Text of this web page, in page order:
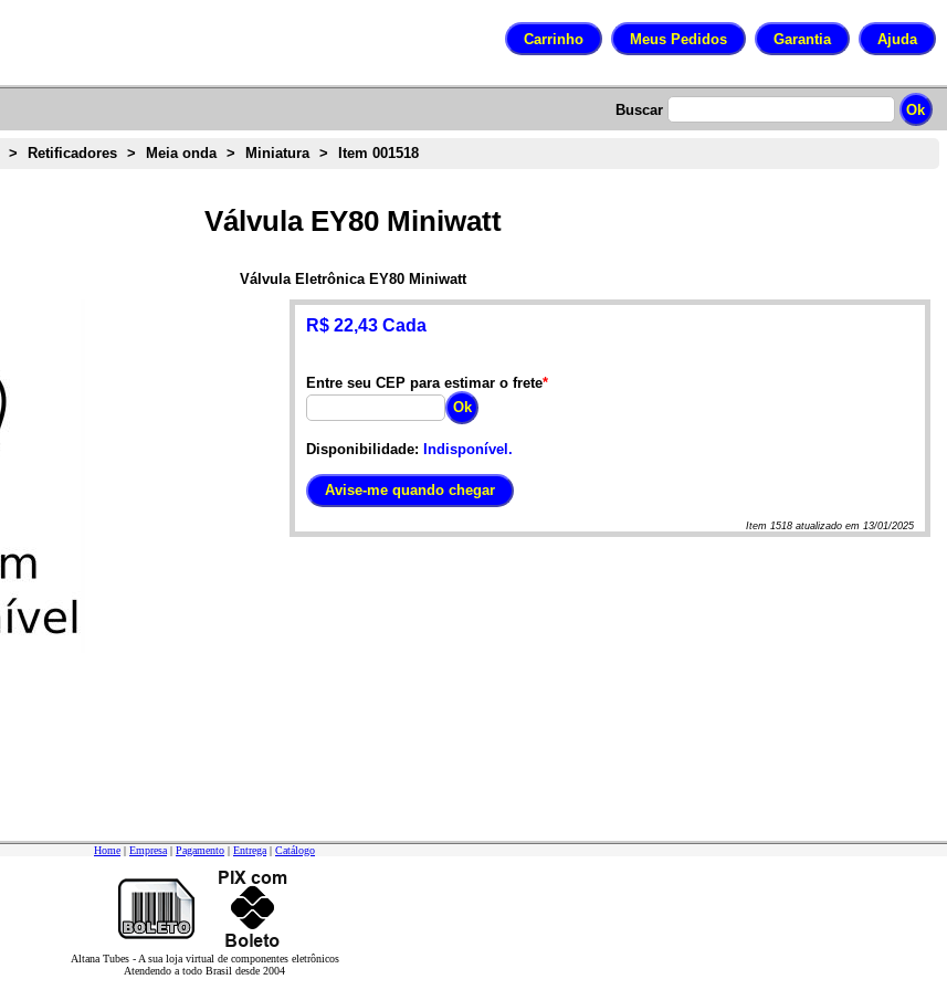
Buscar
> Retificadores > Meia onda > Miniatura > Item 001518
Válvula EY80 Miniwatt
Válvula Eletrônica EY80 Miniwatt
R$ 22,43 Cada
Entre seu CEP para estimar o frete*
Disponibilidade: Indisponível.
Item 1518 atualizado em 13/01/2025
Home | Empresa | Pagamento | Entrega | Catálogo
Altana Tubes - A sua loja virtual de componentes eletrônicos
Atendendo a todo Brasil desde 2004